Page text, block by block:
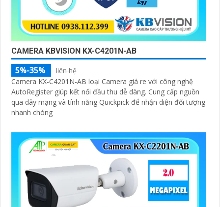
CAMERA KBVISION KX-C4201N-AB
5%-35%
liên hệ
Camera KX-C4201N-AB loại Camera giá re với công nghệ
AutoRegister giúp kết nối đầu thu dễ dàng. Cung cấp nguồn
qua dây mạng và tính năng Quickpick để nhận diện đối tượng
nhanh chóng